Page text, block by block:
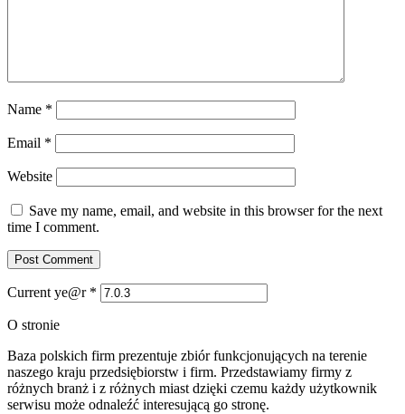
Name *
Email *
Website
Save my name, email, and website in this browser for the next
time I comment.
Current ye@r *
O stronie
Baza polskich firm prezentuje zbiór funkcjonujących na terenie
naszego kraju przedsiębiorstw i firm. Przedstawiamy firmy z
różnych branż i z różnych miast dzięki czemu każdy użytkownik
serwisu może odnaleźć interesującą go stronę.